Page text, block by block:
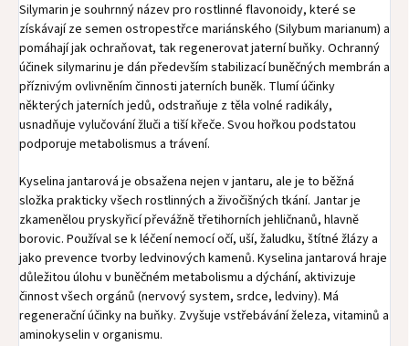
Silymarin je souhrnný název pro rostlinné flavonoidy, které se
získávají ze semen ostropestřce mariánského (Silybum marianum) a
pomáhají jak ochraňovat, tak regenerovat jaterní buňky. Ochranný
účinek silymarinu je dán především stabilizací buněčných membrán a
příznivým ovlivněním činnosti jaterních buněk. Tlumí účinky
některých jaterních jedů, odstraňuje z těla volné radikály,
usnadňuje vylučování žluči a tiší křeče. Svou hořkou podstatou
podporuje metabolismus a trávení.
Kyselina jantarová je obsažena nejen v jantaru, ale je to běžná
složka prakticky všech rostlinných a živočišných tkání. Jantar je
zkamenělou pryskyřicí převážně třetihorních jehličnanů, hlavně
borovic. Používal se k léčení nemocí očí, uší, žaludku, štítné žlázy a
jako prevence tvorby ledvinových kamenů. Kyselina jantarová hraje
důležitou úlohu v buněčném metabolismu a dýchání, aktivizuje
činnost všech orgánů (nervový system, srdce, ledviny). Má
regenerační účinky na buňky. Zvyšuje vstřebávání železa, vitaminů a
aminokyselin v organismu.